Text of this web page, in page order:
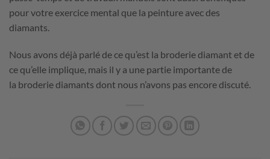
pour votre exercice mental que la peinture avec des
diamants.
Nous avons déjà parlé de ce qu’est la broderie diamant et de
ce qu’elle implique, mais il y a une partie importante de
la broderie diamants dont nous n’avons pas encore discuté.